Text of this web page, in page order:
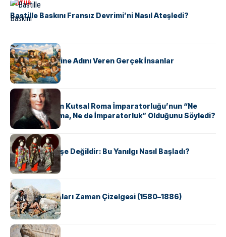
KÜLTÜR
Bastille Baskını Fransız Devrimi’ni Nasıl Ateşledi?
KÜLTÜR
ABD Eyaletlerine Adını Veren Gerçek İnsanlar
KÜLTÜR
Voltaire Neden Kutsal Roma İmparatorluğu’nun “Ne
Kutsal, Ne Roma, Ne de İmparatorluk” Olduğunu Söyledi?
KÜLTÜR
Geyşalar Fahişe Değildir: Bu Yanılgı Nasıl Başladı?
KÜLTÜR
Apache Savaşları Zaman Çizelgesi (1580–1886)
KÜLTÜR